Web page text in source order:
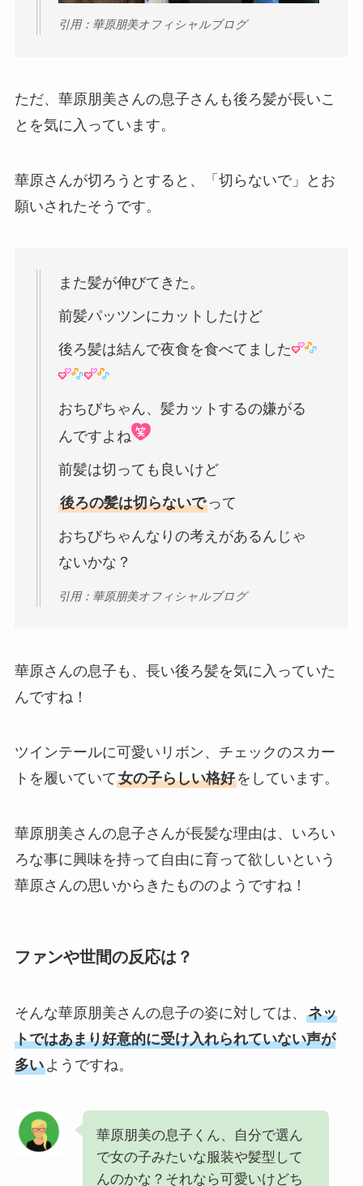
引用：華原朋美オフィシャルブログ
ただ、華原朋美さんの息子さんも後ろ髪が長いこ
とを気に入っています。
華原さんが切ろうとすると、「切らないで」とお
願いされたそうです。
また髪が伸びてきた。
前髪パッツンにカットしたけど
後ろ髪は結んで夜食を食べてました
おちびちゃん、髪カットするの嫌がる
んですよね
前髪は切っても良いけど
後ろの髪は切らないでって
おちびちゃんなりの考えがあるんじゃ
ないかな？
引用：華原朋美オフィシャルブログ
華原さんの息子も、長い後ろ髪を気に入っていた
んですね！
ツインテールに可愛いリボン、チェックのスカー
トを履いていて女の子らしい格好をしています。
華原朋美さんの息子さんが長髪な理由は、いろい
ろな事に興味を持って自由に育って欲しいという
華原さんの思いからきたもののようですね！
ファンや世間の反応は？
そんな華原朋美さんの息子の姿に対しては、 ネッ
トではあまり好意的に受け入れられていない声が
多いようですね。
華原朋美の息子くん、自分で選ん
で女の子みたいな服装や髪型して
んのかな？それなら可愛いけどち